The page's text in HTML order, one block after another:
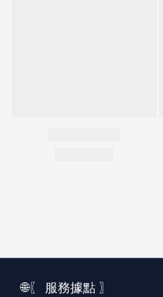
🌐〖 服務據點 〗